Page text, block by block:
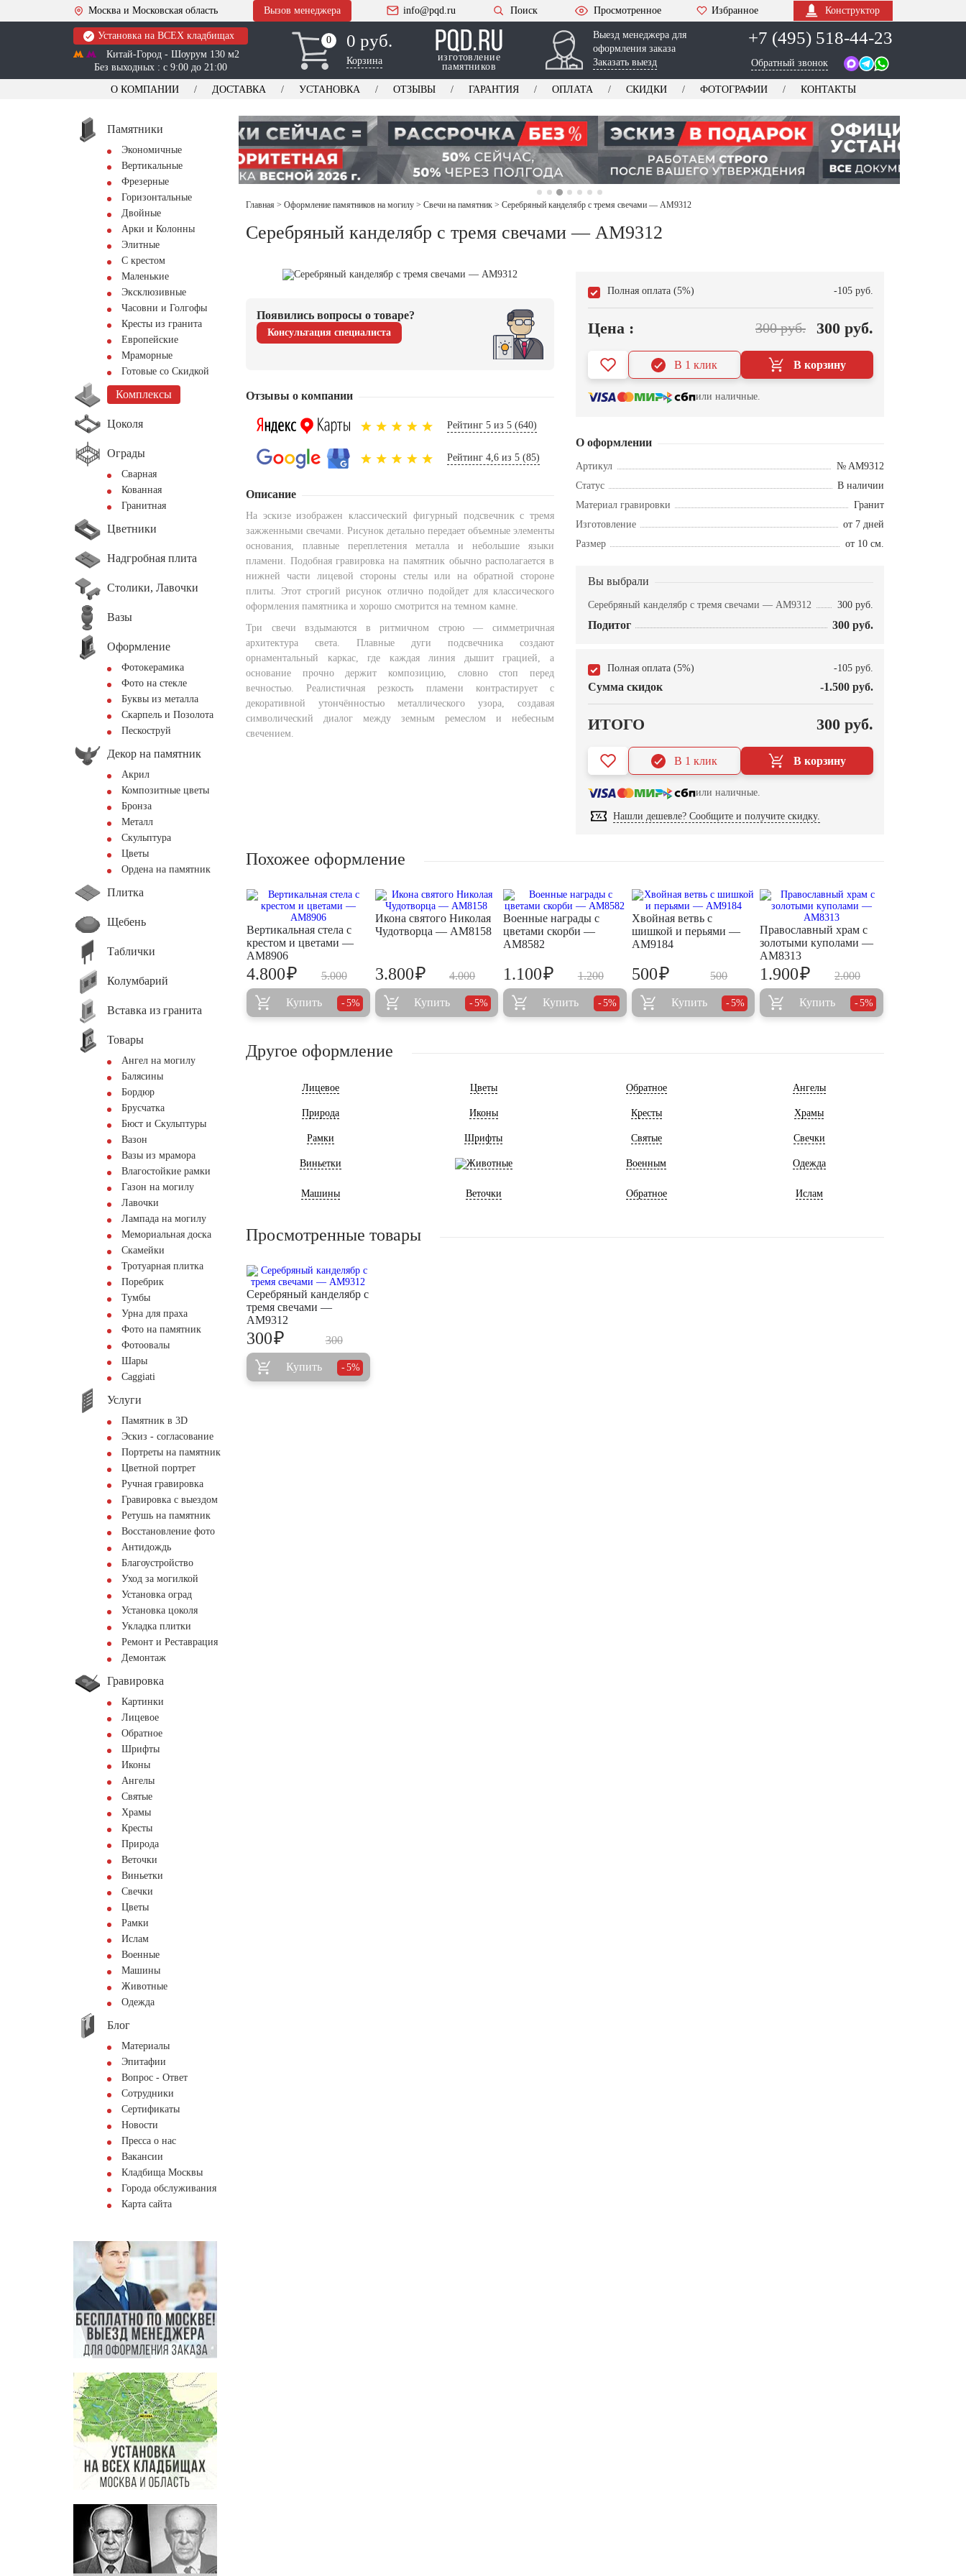
Москва и Московская область Вызов менеджера info@pqd.ru Поиск Просмотренное Избранное Конструктор
Установка на ВСЕХ кладбищах
Китай-Город - Шоурум 130 м2
Без выходных : с 9:00 до 21:00
0
0 0 руб.
Корзина
изготовление
памятников
Выезд менеджера для
оформления заказа
Заказать выезд
+7 (495) 518-44-23
Обратный звонок
О КОМПАНИИ ДОСТАВКА УСТАНОВКА ОТЗЫВЫ ГАРАНТИЯ ОПЛАТА СКИДКИ ФОТОГРАФИИ КОНТАКТЫ
Памятники
Экономичные
Вертикальные
Фрезерные
Горизонтальные
Двойные
Арки и Колонны
Элитные
С крестом
Маленькие
Эксклюзивные
Часовни и Голгофы
Кресты из гранита
Европейские
Мраморные
Готовые со Скидкой
Комплексы
Цоколя
Ограды
Сварная
Кованная
Гранитная
Цветники
Надгробная плита
Столики, Лавочки
Вазы
Оформление
Фотокерамика
Фото на стекле
Буквы из металла
Скарпель и Позолота
Пескоструй
Декор на памятник
Акрил
Композитные цветы
Бронза
Металл
Скульптура
Цветы
Ордена на памятник
Плитка
Щебень
Таблички
Колумбарий
Вставка из гранита
Товары
Ангел на могилу
Балясины
Бордюр
Брусчатка
Бюст и Скульптуры
Вазон
Вазы из мрамора
Влагостойкие рамки
Газон на могилу
Лавочки
Лампада на могилу
Мемориальная доска
Скамейки
Тротуарная плитка
Поребрик
Тумбы
Урна для праха
Фото на памятник
Фотоовалы
Шары
Сaggiati
Услуги
Памятник в 3D
Эскиз - согласование
Портреты на памятник
Цветной портрет
Ручная гравировка
Гравировка с выездом
Ретушь на памятник
Восстановление фото
Антидождь
Благоустройство
Уход за могилкой
Установка оград
Установка цоколя
Укладка плитки
Ремонт и Реставрация
Демонтаж
Гравировка
Картинки
Лицевое
Обратное
Шрифты
Иконы
Ангелы
Святые
Храмы
Кресты
Природа
Веточки
Виньетки
Свечки
Цветы
Рамки
Ислам
Военные
Машины
Животные
Одежда
Блог
Материалы
Эпитафии
Вопрос - Ответ
Сотрудники
Сертификаты
Новости
Пресса о нас
Вакансии
Кладбища Москвы
Города обслуживания
Карта сайта
Главная > Оформление памятников на могилу > Свечи на памятник > Серебряный канделябр с тремя свечами — AM9312
Серебряный канделябр с тремя свечами — AM9312
Появились вопросы о товаре?
Консультация специалиста
Отзывы о компании
Рейтинг 5 из 5 (640)
Рейтинг 4,6 из 5 (85)
Описание
На эскизе изображен классический фигурный подсвечник с тремя
зажженными свечами. Рисунок детально передает объемные элементы
основания, плавные переплетения металла и небольшие языки
пламени. Подобная гравировка на памятник обычно располагается в
нижней части лицевой стороны стелы или на обратной стороне
плиты. Этот строгий рисунок отлично подойдет для классического
оформления памятника и хорошо смотрится на темном камне.
Три свечи вздымаются в ритмичном строю — симметричная
архитектура света. Плавные дуги подсвечника создают
орнаментальный каркас, где каждая линия дышит грацией, а
основание прочно держит композицию, словно стоп перед
вечностью. Реалистичная резкость пламени контрастирует с
декоративной утончённостью металлического узора, создавая
символический диалог между земным ремеслом и небесным
свечением.
Полная оплата (5%) -105 руб.
Цена : 300 руб. 300 руб.
В корзину
В 1 клик
или наличные.
О оформлении
Артикул
№ AM9312
Статус
В наличии
Материал гравировки
Гранит
Изготовление
от 7 дней
Размер
от 10 см.
Вы выбрали
Серебряный канделябр с тремя свечами — AM9312 300 руб.
Подитог 300 руб.
Полная оплата (5%) -105 руб.
Сумма скидок -1.500 руб.
ИТОГО 300 руб.
В корзину
В 1 клик
или наличные.
Нашли дешевле? Сообщите и получите скидку.
Похожее оформление
Вертикальная стела с
крестом и цветами —
AM8906
5.000
4.800₽
Купить 5%
Икона святого Николая
Чудотворца — AM8158
4.000
3.800₽
Купить 5%
Военные награды с
цветами скорби —
AM8582
1.200
1.100₽
Купить 5%
Хвойная ветвь с
шишкой и перьями —
AM9184
500
500₽
Купить 5%
Православный храм с
золотыми куполами —
AM8313
2.000
1.900₽
Купить 5%
Другое оформление
Лицевое Цветы Обратное Ангелы
Природа Иконы Кресты Храмы
Рамки Шрифты Святые Свечки
Виньетки Животные Военным Одежда
Машины Веточки Обратное Ислам
Просмотренные товары
Серебряный канделябр с
тремя свечами —
AM9312
300
300₽
Купить 5%